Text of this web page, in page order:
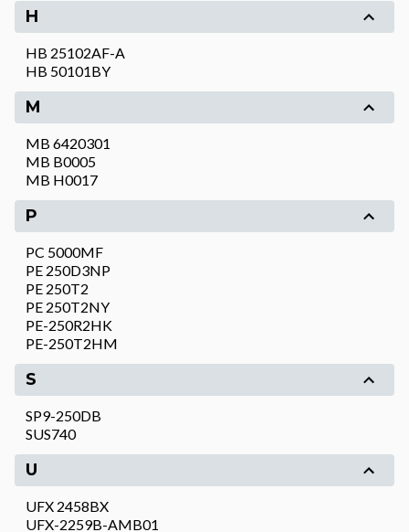
H
HB 25102AF-A
HB 50101BY
M
MB 6420301
MB B0005
MB H0017
P
PC 5000MF
PE 250D3NP
PE 250T2
PE 250T2NY
PE-250R2HK
PE-250T2HM
S
SP9-250DB
SUS740
U
UFX 2458BX
UFX-2259B-AMB01